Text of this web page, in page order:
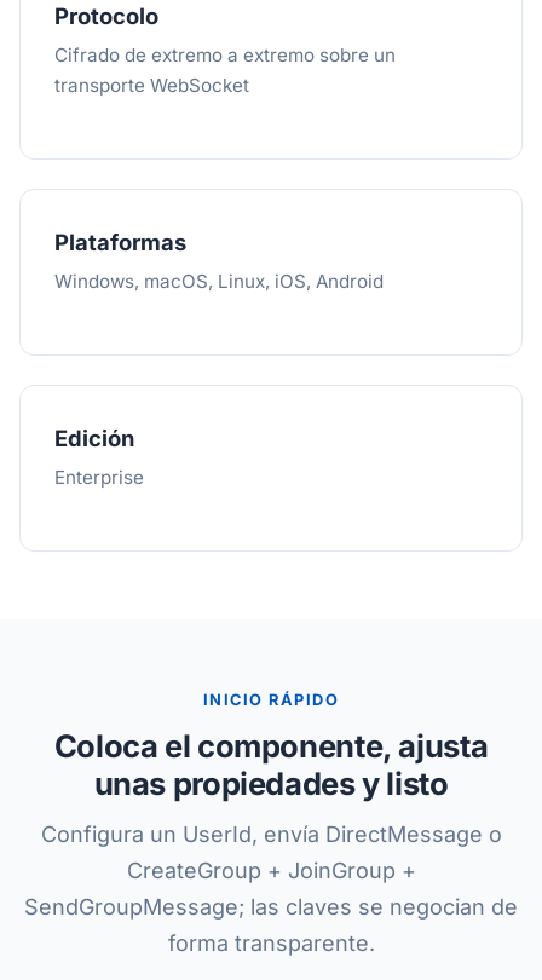
Protocolo
Cifrado de extremo a extremo sobre un
transporte WebSocket
Plataformas
Windows, macOS, Linux, iOS, Android
Edición
Enterprise
INICIO RÁPIDO
Coloca el componente, ajusta
unas propiedades y listo
Configura un UserId, envía DirectMessage o
CreateGroup + JoinGroup +
SendGroupMessage; las claves se negocian de
forma transparente.